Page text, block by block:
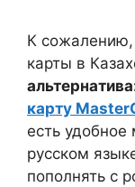
К
карты в
карту
есть
русском
пополнять с